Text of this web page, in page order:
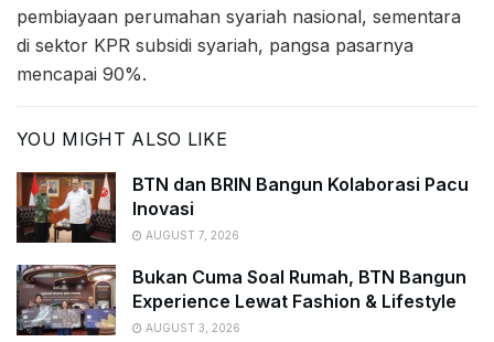
pembiayaan perumahan syariah nasional, sementara
di sektor KPR subsidi syariah, pangsa pasarnya
mencapai 90%.
YOU MIGHT ALSO LIKE
BTN dan BRIN Bangun Kolaborasi Pacu
Inovasi
AUGUST 7, 2026
Bukan Cuma Soal Rumah, BTN Bangun
Experience Lewat Fashion & Lifestyle
AUGUST 3, 2026